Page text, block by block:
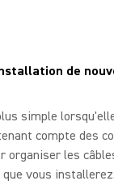
de
simple
compte des
les
vous